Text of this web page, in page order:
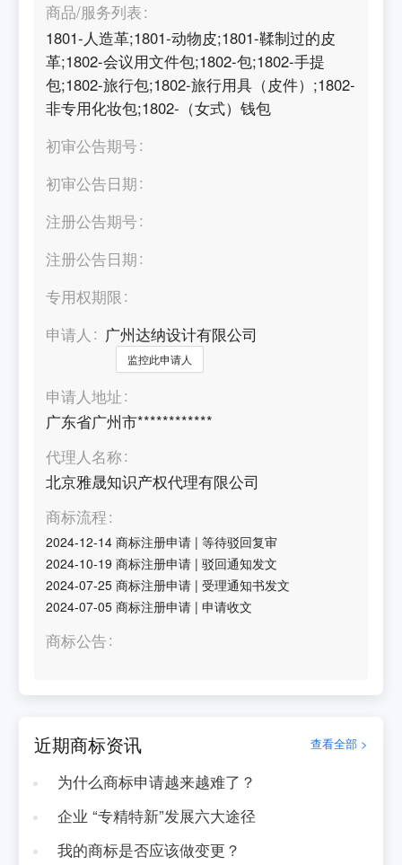
商品/服务列表
1801-人造革;1801-动物皮;1801-鞣制过的皮
革;1802-会议用文件包;1802-包;1802-手提
包;1802-旅行包;1802-旅行用具（皮件）;1802-
非专用化妆包;1802-（女式）钱包
初审公告期号
初审公告日期
注册公告期号
注册公告日期
专用权期限
申请人
广州达纳设计有限公司
监控此申请人
申请人地址
广东省广州市************
代理人名称
北京雅晟知识产权代理有限公司
商标流程
2024-12-14 商标注册申请 |等待驳回复审
2024-10-19 商标注册申请 |驳回通知发文
2024-07-25 商标注册申请 |受理通知书发文
2024-07-05 商标注册申请 |申请收文
商标公告
近期商标资讯 查看全部 >
为什么商标申请越来越难了？
企业 “专精特新”发展六大途径
我的商标是否应该做变更？